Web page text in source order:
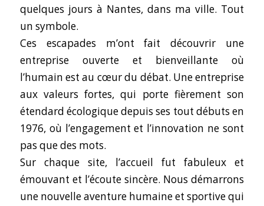
quelques jours à Nantes, dans ma ville. Tout
un symbole.
Ces escapades m’ont fait découvrir une
entreprise ouverte et bienveillante où
l’humain est au cœur du débat. Une entreprise
aux valeurs fortes, qui porte fièrement son
étendard écologique depuis ses tout débuts en
1976, où l’engagement et l’innovation ne sont
pas que des mots.
Sur chaque site, l’accueil fut fabuleux et
émouvant et l’écoute sincère. Nous démarrons
une nouvelle aventure humaine et sportive qui